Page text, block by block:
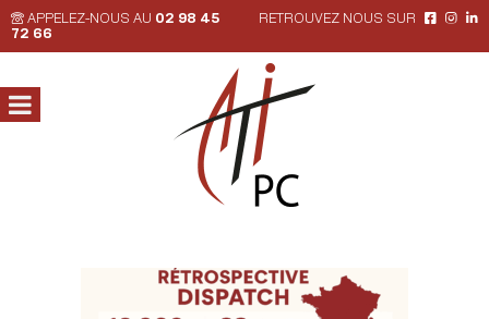
APPELEZ-NOUS AU 02 98 45
72 66
RETROUVEZ NOUS SUR